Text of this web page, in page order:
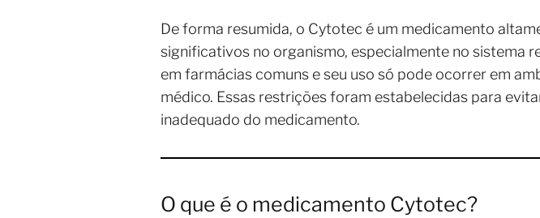
De forma resumida, o Cytotec é um medicamento
significativos no organismo, especialmente no sistema
em farmácias comuns e seu uso só pode ocorrer em
médico. Essas restrições foram estabelecidas para
inadequado do medicamento.
O que é o medicamento Cytotec?